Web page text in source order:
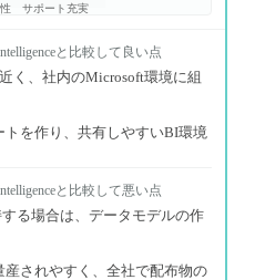
サポート充実
と比較して良い点
く、社内のMicrosoft環境に組
を作り、共有しやすいBI環境
と比較して悪い点
る場合は、データモデルの作
されやすく、全社で配布物の